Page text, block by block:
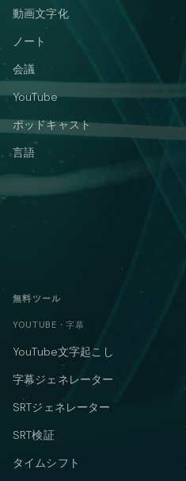
動画文字化
ノート
会議
YouTube
ポッドキャスト
言語
無料ツール
YOUTUBE・字幕
YouTube文字起こし
字幕ジェネレーター
SRTジェネレーター
SRT検証
タイムシフト